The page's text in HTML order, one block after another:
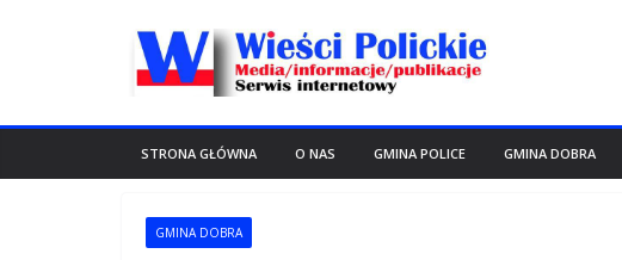
STRONA GŁÓWNA O NAS GMINA POLICE GMINA DOBRA
GMINA DOBRA